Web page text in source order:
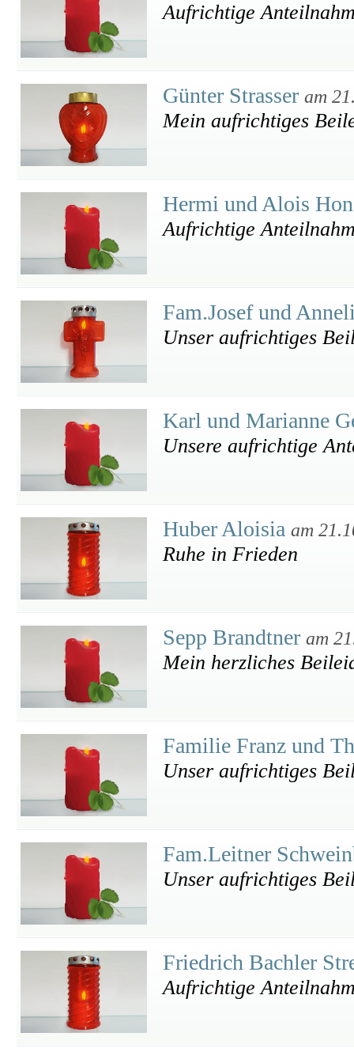
Aufrichtige
Günter Strasser am
Mein aufrichtiges
Hermi und Alois
Aufrichtige
Fam.Josef und
Unser aufrichtiges
Karl und Marianne
Unsere aufrichtige
Huber Aloisia am
Ruhe in Frieden
Sepp Brandtner am
Mein herzliches
Familie Franz und
Unser aufrichtiges
Fam.Leitner
Unser aufrichtiges
Friedrich Bachler
Aufrichtige